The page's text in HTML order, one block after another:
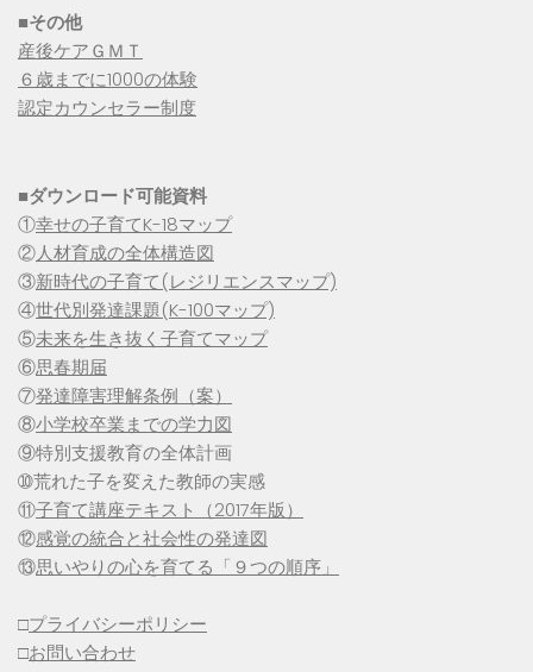
■その他
産後ケアＧＭＴ
６歳までに1000の体験
認定カウンセラー制度
■ダウンロード可能資料
①幸せの子育てK-18マップ
②人材育成の全体構造図
③新時代の子育て(レジリエンスマップ)
④世代別発達課題(K-100マップ)
⑤未来を生き抜く子育てマップ
⑥思春期届
⑦発達障害理解条例（案）
⑧小学校卒業までの学力図
⑨特別支援教育の全体計画
➉荒れた子を変えた教師の実感
⑪子育て講座テキスト（2017年版）
⑫感覚の統合と社会性の発達図
⑬思いやりの心を育てる「９つの順序」
□プライバシーポリシー
□お問い合わせ